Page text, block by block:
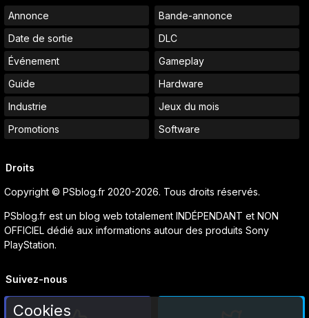
Annonce
Bande-annonce
Date de sortie
DLC
Événement
Gameplay
Guide
Hardware
Industrie
Jeux du mois
Promotions
Software
Droits
Copyright © PSblog.fr 2020-2026. Tous droits réservés.
PSblog.fr est un blog web totalement INDÉPENDANT et NON
OFFICIEL dédié aux informations autour des produits Sony
PlayStation.
Suivez-nous
Cookies